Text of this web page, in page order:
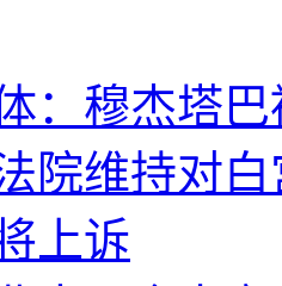
：穆杰塔
院维持对
上诉